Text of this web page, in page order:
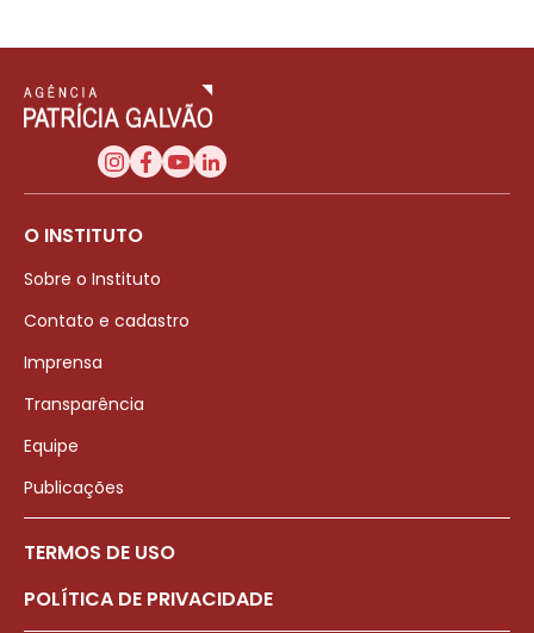
O INSTITUTO
Sobre o Instituto
Contato e cadastro
Imprensa
Transparência
Equipe
Publicações
TERMOS DE USO
POLÍTICA DE PRIVACIDADE